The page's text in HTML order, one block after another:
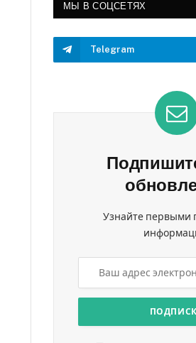
МЫ В СОЦСЕТЯХ
Telegram
Узнайте первыми